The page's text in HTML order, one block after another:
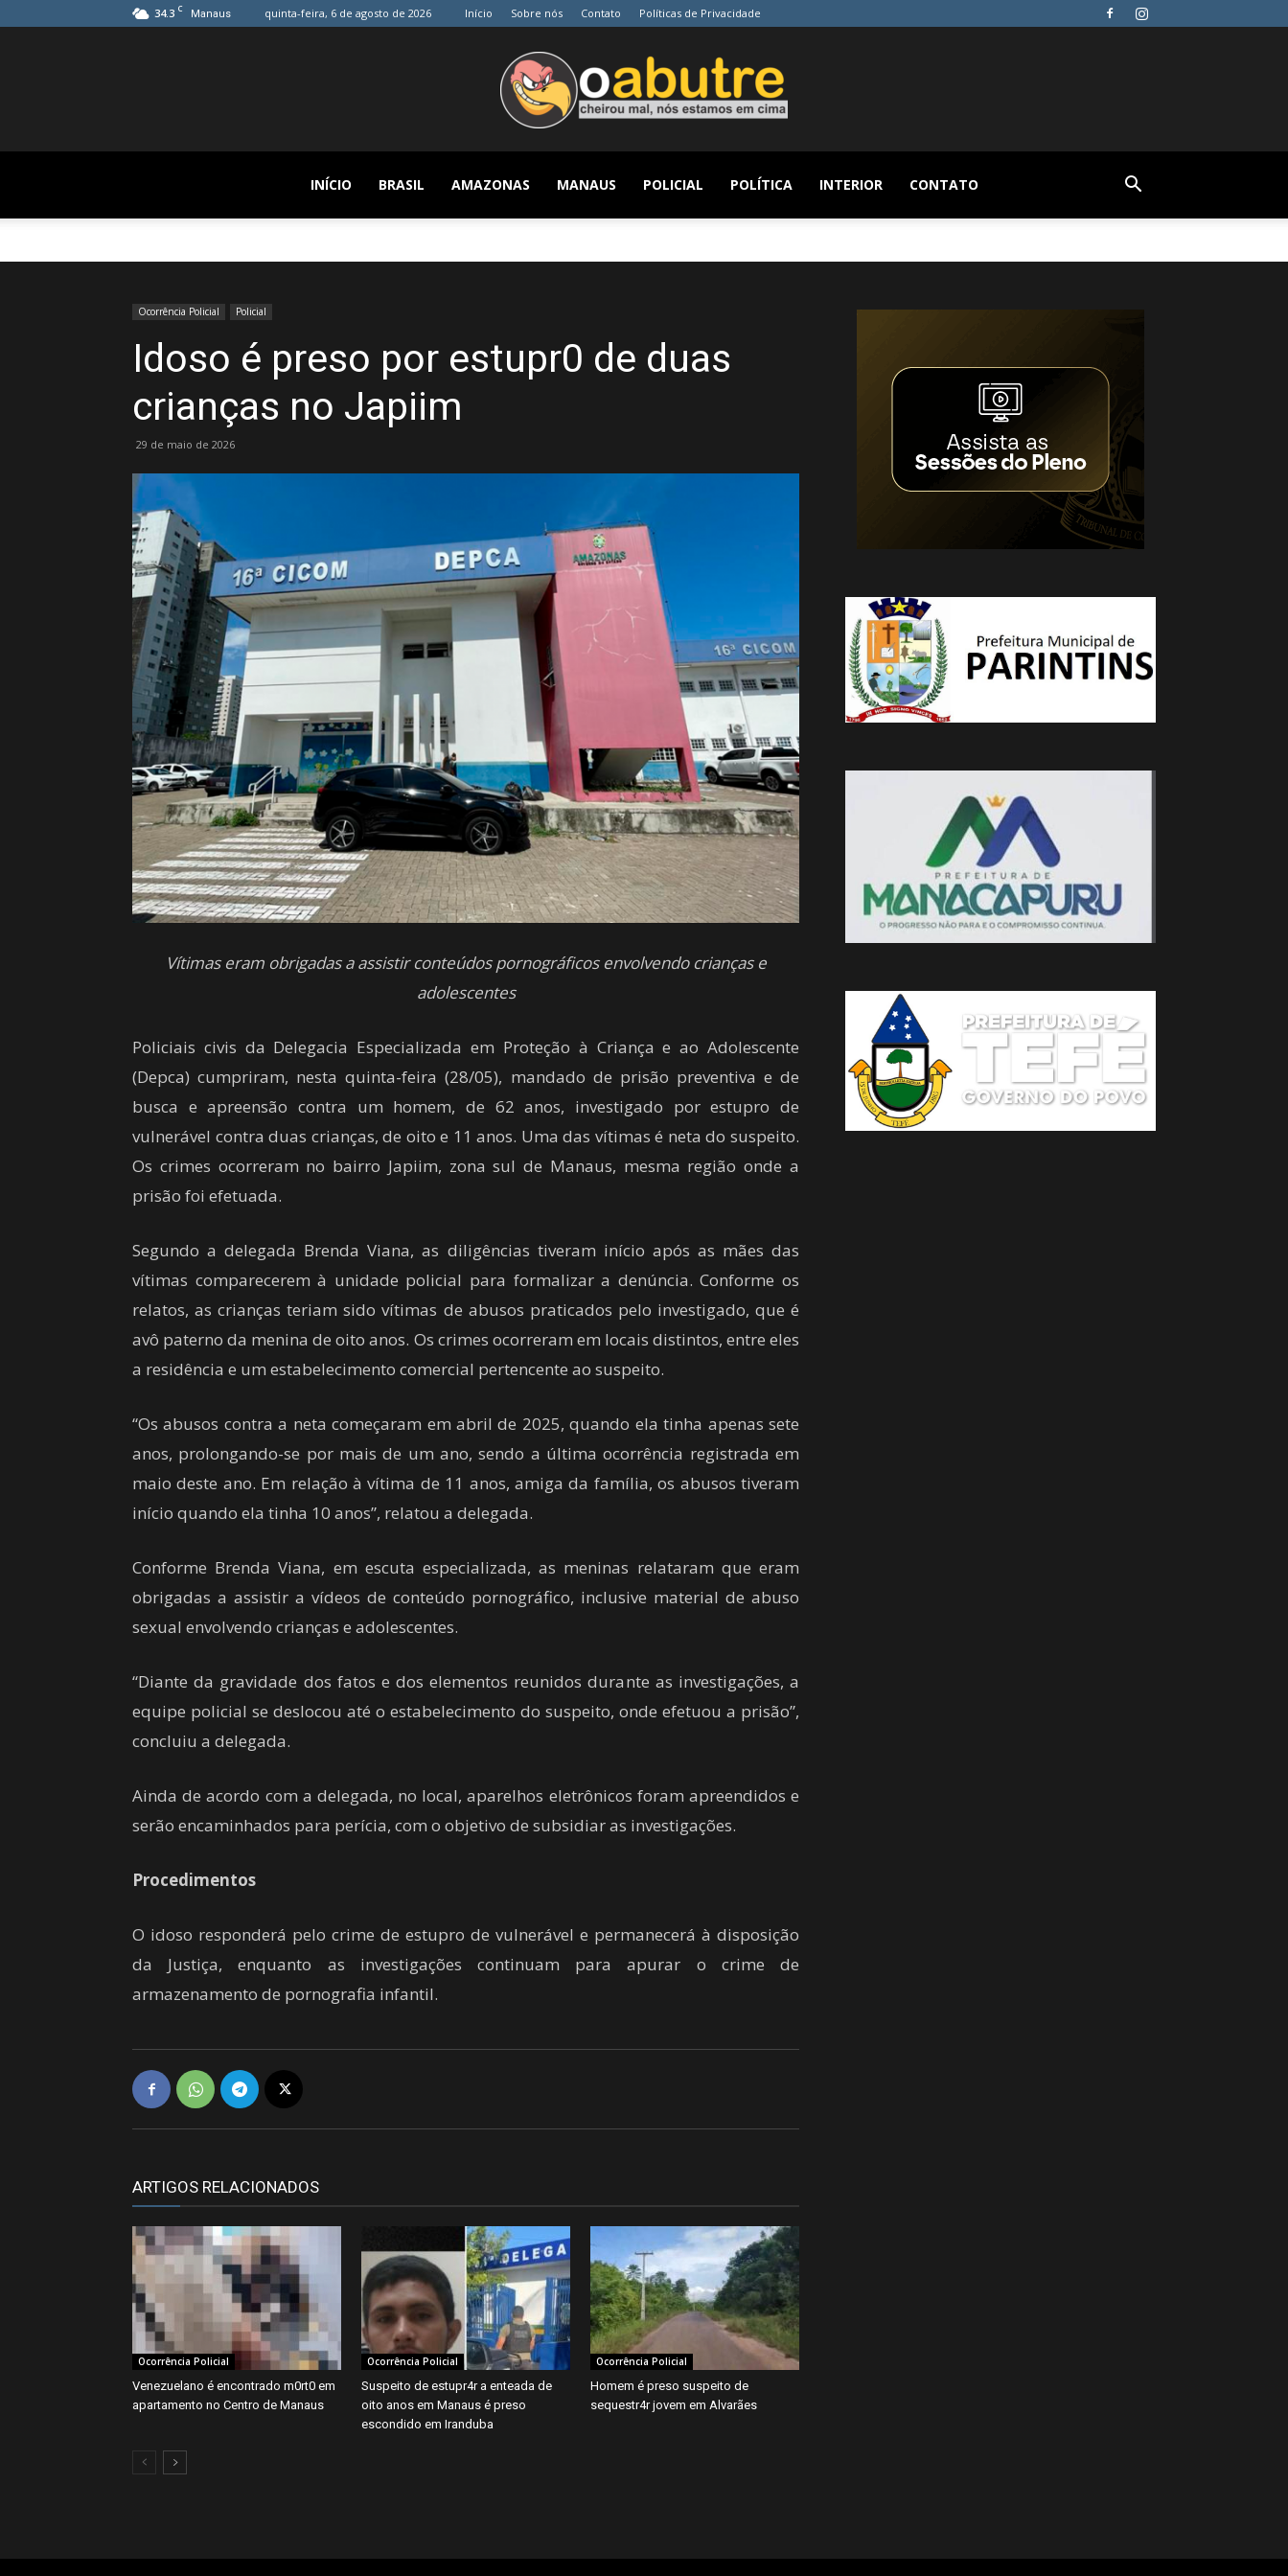
34.3 C Manaus quinta-feira, 6 de agosto de 2026 Início Sobre nós Contato Políticas de Privacidade
O
Notícia
INÍCIO BRASIL AMAZONAS MANAUS POLICIAL POLÍTICA INTERIOR CONTATO
Ocorrência Policial Policial
Idoso é preso por estupr0 de duas
crianças no Japiim
29 de maio de 2026
Vítimas eram obrigadas a assistir conteúdos pornográficos envolvendo crianças e
adolescentes
Policiais civis da Delegacia Especializada em Proteção à Criança e ao Adolescente
(Depca) cumpriram, nesta quinta-feira (28/05), mandado de prisão preventiva e de
busca e apreensão contra um homem, de 62 anos, investigado por estupro de
vulnerável contra duas crianças, de oito e 11 anos. Uma das vítimas é neta do suspeito.
Os crimes ocorreram no bairro Japiim, zona sul de Manaus, mesma região onde a
prisão foi efetuada.
Segundo a delegada Brenda Viana, as diligências tiveram início após as mães das
vítimas comparecerem à unidade policial para formalizar a denúncia. Conforme os
relatos, as crianças teriam sido vítimas de abusos praticados pelo investigado, que é
avô paterno da menina de oito anos. Os crimes ocorreram em locais distintos, entre eles
a residência e um estabelecimento comercial pertencente ao suspeito.
“Os abusos contra a neta começaram em abril de 2025, quando ela tinha apenas sete
anos, prolongando-se por mais de um ano, sendo a última ocorrência registrada em
maio deste ano. Em relação à vítima de 11 anos, amiga da família, os abusos tiveram
início quando ela tinha 10 anos”, relatou a delegada.
Conforme Brenda Viana, em escuta especializada, as meninas relataram que eram
obrigadas a assistir a vídeos de conteúdo pornográfico, inclusive material de abuso
sexual envolvendo crianças e adolescentes.
“Diante da gravidade dos fatos e dos elementos reunidos durante as investigações, a
equipe policial se deslocou até o estabelecimento do suspeito, onde efetuou a prisão”,
concluiu a delegada.
Ainda de acordo com a delegada, no local, aparelhos eletrônicos foram apreendidos e
serão encaminhados para perícia, com o objetivo de subsidiar as investigações.
Procedimentos
O idoso responderá pelo crime de estupro de vulnerável e permanecerá à disposição
da Justiça, enquanto as investigações continuam para apurar o crime de
armazenamento de pornografia infantil.
ARTIGOS RELACIONADOS
Ocorrência Policial
Venezuelano é encontrado m0rt0 em
apartamento no Centro de Manaus
Ocorrência Policial
Suspeito de estupr4r a enteada de
oito anos em Manaus é preso
escondido em Iranduba
Ocorrência Policial
Homem é preso suspeito de
sequestr4r jovem em Alvarães